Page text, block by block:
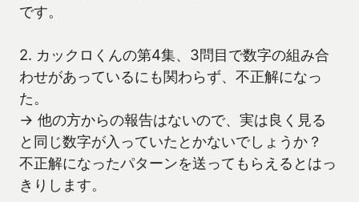
です。
2. カックロくんの第4集、3問目で数字の組み合
わせがあっているにも関わらず、不正解になっ
た。
→ 他の方からの報告はないので、実は良く見る
と同じ数字が入っていたとかないでしょうか？
不正解になったパターンを送ってもらえるとはっ
きりします。